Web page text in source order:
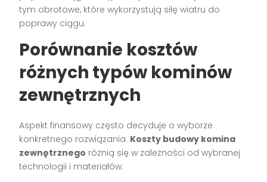
tym obrotowe, które wykorzystują siłę wiatru do
poprawy ciągu.
Porównanie kosztów
różnych typów kominów
zewnętrznych
Aspekt finansowy często decyduje o wyborze
konkretnego rozwiązania. Koszty budowy komina
zewnętrznego różnią się w zależności od wybranej
technologii i materiałów.